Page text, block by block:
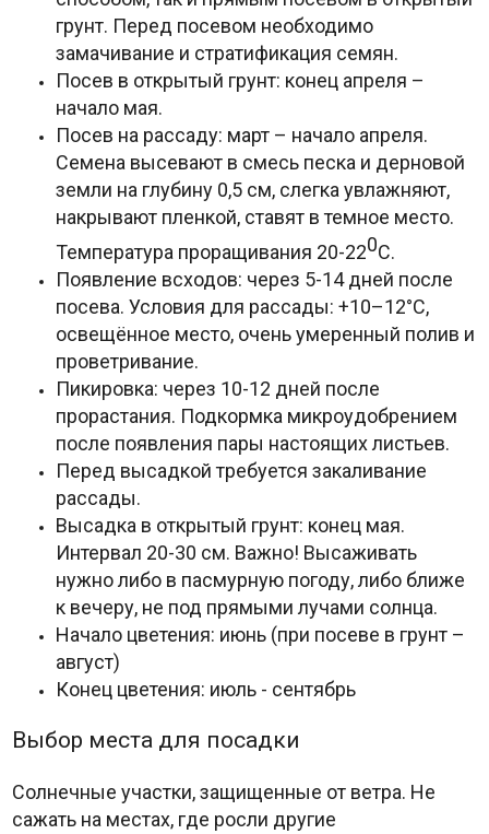
грунт. Перед посевом необходимо
замачивание и стратификация семян.
Посев в открытый грунт: конец апреля –
начало мая.
Посев на рассаду: март – начало апреля.
Семена высевают в смесь песка и дерновой
земли на глубину 0,5 см, слегка увлажняют,
накрывают пленкой, ставят в темное место.
Температура проращивания 20-220С.
Появление всходов: через 5-14 дней после
посева. Условия для рассады: +10–12°С,
освещённое место, очень умеренный полив и
проветривание.
Пикировка: через 10-12 дней после
прорастания. Подкормка микроудобрением
после появления пары настоящих листьев.
Перед высадкой требуется закаливание
рассады.
Высадка в открытый грунт: конец мая.
Интервал 20-30 см. Важно! Высаживать
нужно либо в пасмурную погоду, либо ближе
к вечеру, не под прямыми лучами солнца.
Начало цветения: июнь (при посеве в грунт –
август)
Конец цветения: июль - сентябрь
Выбор места для посадки
Солнечные участки, защищенные от ветра. Не
сажать на местах, где росли другие